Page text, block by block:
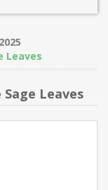
Leaves
Leaves